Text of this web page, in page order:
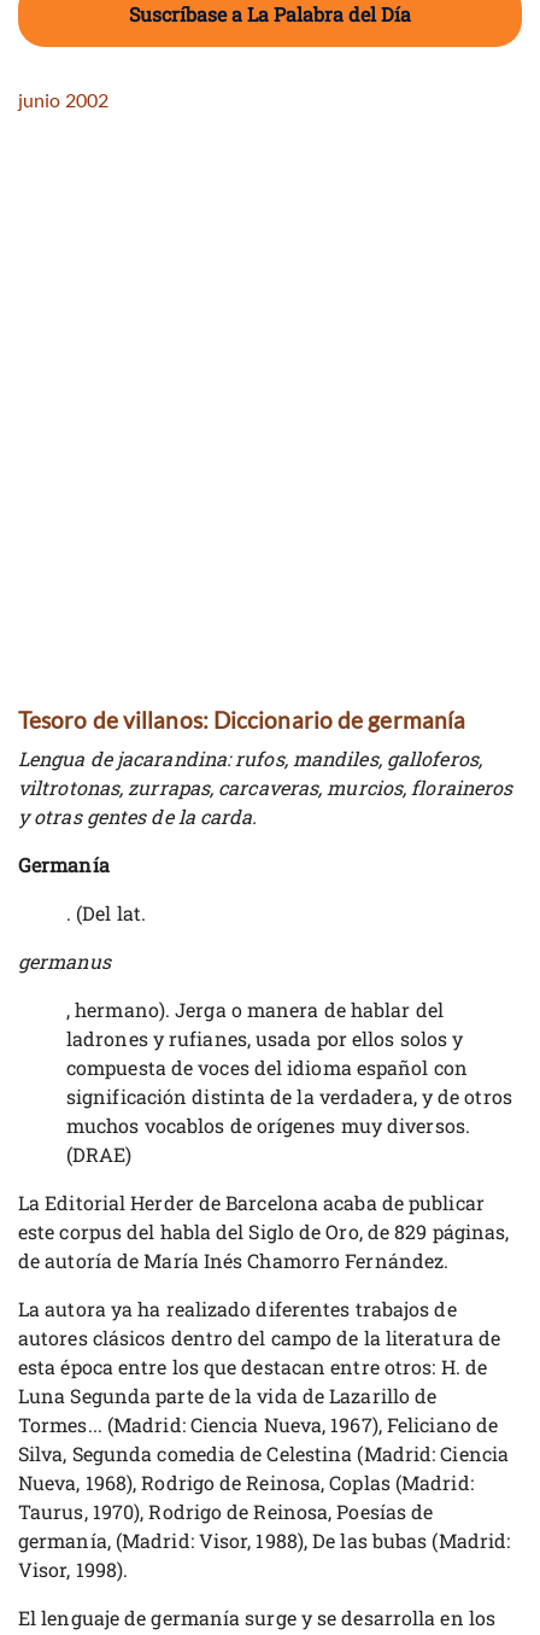
Suscríbase a La Palabra del Día
junio 2002
Tesoro de villanos: Diccionario de germanía
Lengua de jacarandina: rufos, mandiles, galloferos,
viltrotonas, zurrapas, carcaveras, murcios, floraineros
y otras gentes de la carda.
Germanía
. (Del lat.
germanus
, hermano). Jerga o manera de hablar del
ladrones y rufianes, usada por ellos solos y
compuesta de voces del idioma español con
significación distinta de la verdadera, y de otros
muchos vocablos de orígenes muy diversos.
(DRAE)
La Editorial Herder de Barcelona acaba de publicar
este corpus del habla del Siglo de Oro, de 829 páginas,
de autoría de María Inés Chamorro Fernández.
La autora ya ha realizado diferentes trabajos de
autores clásicos dentro del campo de la literatura de
esta época entre los que destacan entre otros: H. de
Luna Segunda parte de la vida de Lazarillo de
Tormes... (Madrid: Ciencia Nueva, 1967), Feliciano de
Silva, Segunda comedia de Celestina (Madrid: Ciencia
Nueva, 1968), Rodrigo de Reinosa, Coplas (Madrid:
Taurus, 1970), Rodrigo de Reinosa, Poesías de
germanía, (Madrid: Visor, 1988), De las bubas (Madrid:
Visor, 1998).
El lenguaje de germanía surge y se desarrolla en los